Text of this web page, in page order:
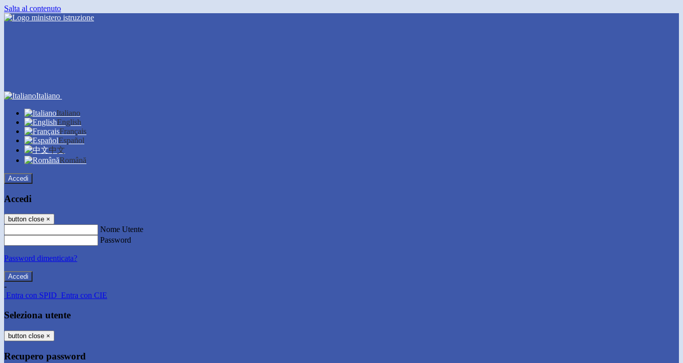
Salta al contenuto
Italiano
Italiano
English
Français
Español
中文
Română
Accedi
Accedi
button close ×
Nome Utente
Password
Password dimenticata?
-
Entra con SPID Entra con CIE
Seleziona utente
button close ×
Recupero password